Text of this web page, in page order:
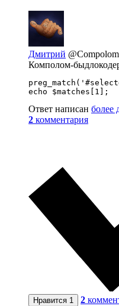
Дмитрий
Комполом-
echo $matches[1];
Ответ написан более
2 комментария
Нравится 1 2